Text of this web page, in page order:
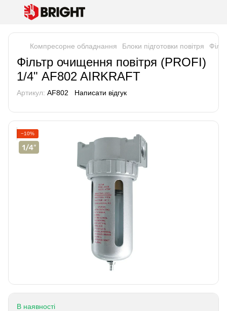
Компресорне обладнання Блоки підготовки повітря
Фільтр очищення повітря (PROFI)
1/4" AF802 AIRKRAFT
Артикул: AF802 Написати відгук
−10%
В наявності